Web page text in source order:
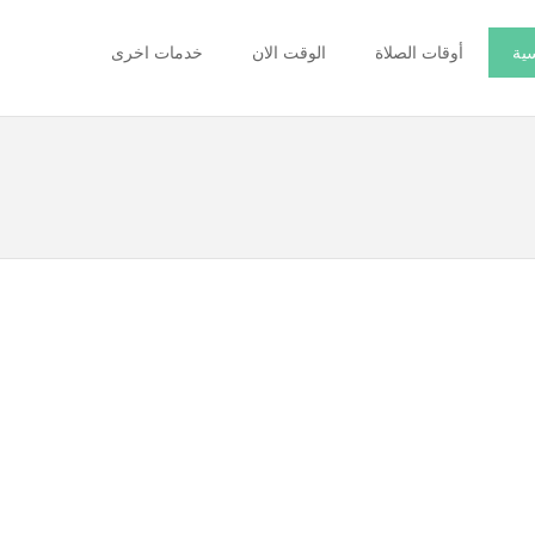
أوقات الصلاة الوقت الان خدمات اخرى